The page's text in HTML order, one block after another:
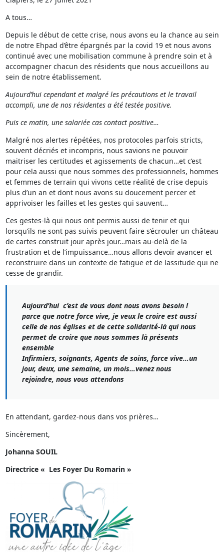
A tous…
Depuis le début de cette crise, nous avons eu la chance au sein
de notre Ehpad d’être épargnés par la covid 19 et nous avons
continué avec une mobilisation commune à prendre soin et à
accompagner chacun des résidents que nous accueillons au
sein de notre établissement.
Aujourd’hui cependant et malgré les précautions et le travail
accompli, une de nos résidentes a été testée positive.
Puis ce matin, une salariée cas contact positive…
Malgré nos alertes répétées, nos protocoles parfois stricts,
souvent décriés et incompris, nous savions ne pouvoir
maitriser les certitudes et agissements de chacun…et c’est
pour cela aussi que nous sommes des professionnels, hommes
et femmes de terrain qui vivons cette réalité de crise depuis
plus d’un an et dont nous avons su doucement percer et
apprivoiser les failles et les gestes qui sauvent…
Ces gestes-là qui nous ont permis aussi de tenir et qui
lorsqu’ils ne sont pas suivis peuvent faire s’écrouler un château
de cartes construit jour après jour…mais au-delà de la
frustration et de l’impuissance…nous allons devoir avancer et
reconstruire dans un contexte de fatigue et de lassitude qui ne
cesse de grandir.
Aujourd’hui c’est de vous dont nous avons besoin !
parce que notre force vive, je veux le croire est aussi
celle de nos églises et de cette solidarité-là qui nous
permet de croire que nous sommes là présents
ensemble
Infirmiers, soignants, Agents de soins, force vive…un
jour, deux, une semaine, un mois…venez nous
rejoindre, nous vous attendons
En attendant, gardez-nous dans vos prières…
Sincèrement,
Johanna SOUIL
Directrice « Les Foyer Du Romarin »